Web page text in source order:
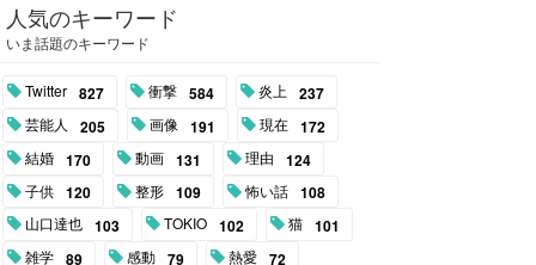
人気のキーワード
いま話題のキーワード
Twitter 827 衝撃 584 炎上 237
芸能人 205 画像 191 現在 172
結婚 170 動画 131 理由 124
子供 120 整形 109 怖い話 108
山口達也 103 TOKIO 102 猫 101
雑学 89 感動 79 熱愛 72